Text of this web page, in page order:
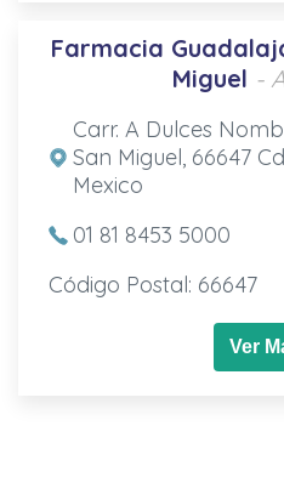
Farmacia
Miguel -
Carr. A Dulces
San Miguel, 66647
Mexico
01 81 8453 5000
Código Postal: 66647
Ver